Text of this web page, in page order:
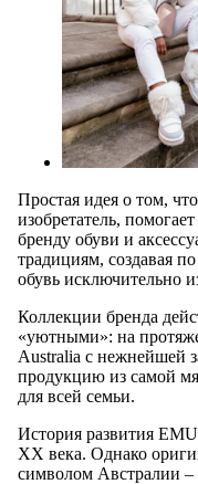
Простая идея о том,
изобретатель,
бренду обуви и
традициям, создавая
обувь исключительно
Коллекции бренда
«уютными»: на
Australia с нежнейшей
продукцию из самой
для всей семьи.
История развития
ХХ века. Однако
символом Австралии –